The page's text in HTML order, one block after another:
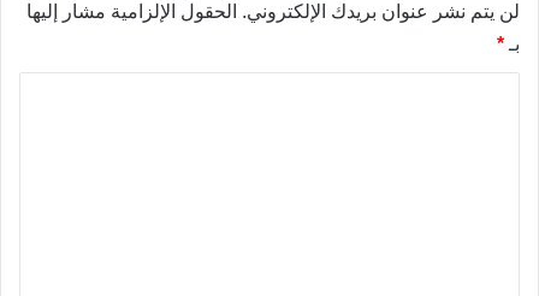
لن يتم نشر عنوان بريدك الإلكتروني. الحقول الإلزامية مشار إليها
بـ *